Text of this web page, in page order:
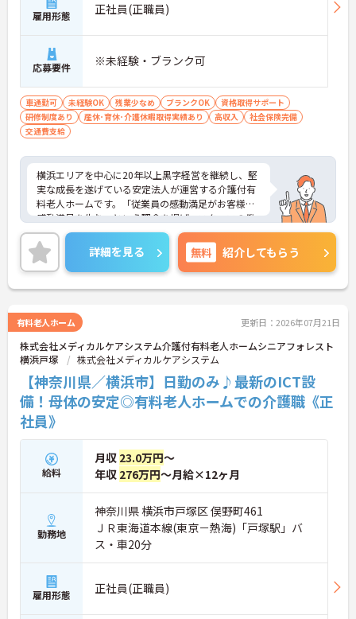
雇用形態 正社員(正職員)
応募要件 ※未経験・ブランク可
車通勤可 未経験OK 残業少なめ ブランクOK
資格取得サポート
研修制度あり
産休･育休･介護休暇取得実績あり 高収入
社会保険完備
交通費支給
横浜エリアを中心に20年以上黒字経営を継続し、堅
実な成長を遂げている安定法人が運営する介護付有
料老人ホームです。「従業員の感動満足がお客様の
感動満足を生む」という理念を掲げ、スタッフの働
きやすさを第一に考えた環境整備に力を入れていま
す。全拠点共通で「眠りスキャン」やインカム、ケ
ア記録ソフトなどの最新ICT機器を導入しており、業
務の効率化とスタッフの身体的負担の軽減を実現し
ています。介護福祉士の専門資格を高く評価する給
万円以上を目指せる高水準の待遇が魅力です。マネ
ジメント研修など、入職後の成長を後押しする教育
制度も整備されており、入居者様一人ひとりとじっ
くり向き合いながら、高いモチベーションを持って
ご自身のキャリアを磨いていける優れた環境が整っ
ています。
★おすすめPOINT★
【残業が少なく、無理のないペースで働ける環境で
・業務管理体制を整えていることで、退勤後のプラ
イベートな予定を立てやすく、心身のゆとりを保ち
ながら就業できます
・育児時間短縮勤務もあり、ライフスタイルの変化
にも柔軟に対応しながら働き続けることが期待でき
ます
【専門資格が評価され、高い収入を目指せます】
・介護福祉士に特化した手当を支給しており、高い
給与水準を実現することで、保有する資格をしっか
りと収入に還元できます
詳細を見る 無料 紹介してもらう
有料老人ホーム 更新日：2026年07月21日
株式会社メディカルケアシステム介護付有料老人ホームシニアフォレスト
横浜戸塚
株式会社メディカルケアシステム
【神奈川県／横浜市】日勤のみ♪最新のICT設
備！母体の安定◎有料老人ホームでの介護職《正
社員》
給料
月収 23.0万円～
年収 276万円～月給×12ヶ月
勤務地
神奈川県 横浜市戸塚区 俣野町461
ＪＲ東海道本線(東京－熱海)「戸塚駅」バ
ス・車20分
雇用形態 正社員(正職員)